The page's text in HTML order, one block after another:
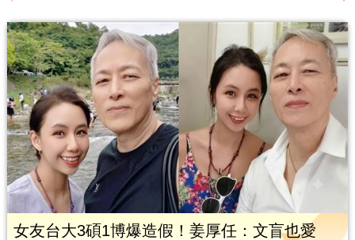
女友台大3碩1博爆造假！姜厚任：文盲也愛